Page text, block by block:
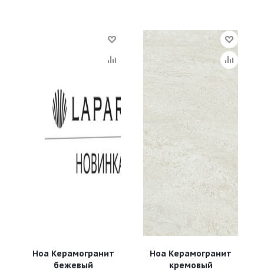
Ноа Керамогранит
бежевый
Ноа Керамогранит
кремовый